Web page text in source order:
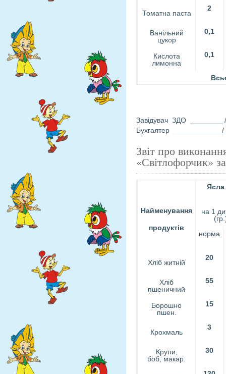
Томатна паста
2
Ванільний
цукор
0,1
Кислота
лимонна
0,1
Завідувач ЗДО
Бухгалтер
Звіт про
«Світлофорчик»
Найменування
продуктів
на 1
норма
Хліб житній
20
Хліб
пшеничний
55
Борошно
пшен.
15
Крохмаль
3
Крупи,
боб, макар.
30